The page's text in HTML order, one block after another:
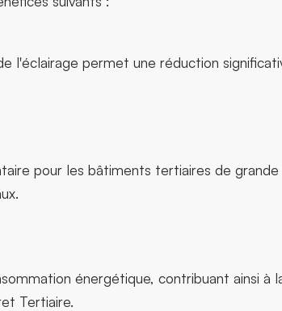
l'éclairage permet une réduction
pour les bâtiments tertiaires de
énergétique, contribuant ainsi à
Tertiaire.